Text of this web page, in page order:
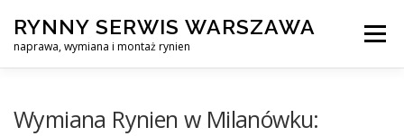
content
RYNNY SERWIS WARSZAWA
naprawa, wymiana i montaż rynien
Menu
Wymiana Rynien w Milanówku: